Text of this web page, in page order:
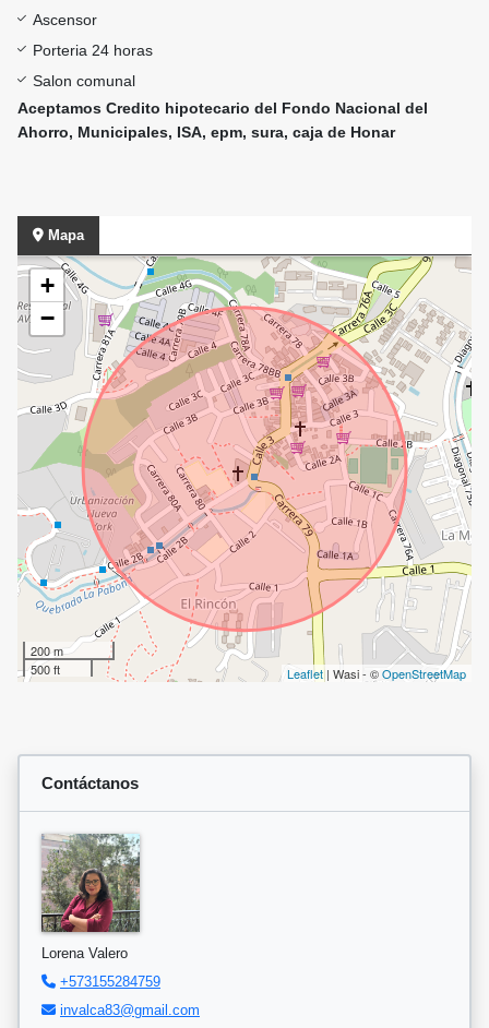
Ascensor
Porteria 24 horas
Salon comunal
Aceptamos Credito hipotecario del Fondo Nacional del
Ahorro, Municipales, ISA, epm, sura, caja de Honar
Mapa
+
−
200 m
500 ft
Leaflet| Wasi - ©OpenStreetMap
Contáctanos
Lorena Valero
+573155284759
invalca83@gmail.com